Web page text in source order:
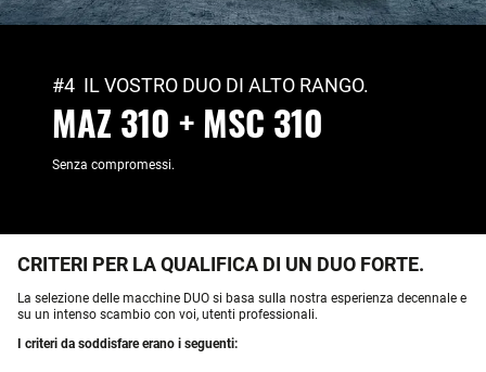
#4 IL VOSTRO DUO DI ALTO RANGO.
MAZ 310 + MSC 310
Senza compromessi.
CRITERI PER LA QUALIFICA DI UN DUO FORTE.
La selezione delle macchine DUO si basa sulla nostra esperienza decennale e
su un intenso scambio con voi, utenti professionali.
I criteri da soddisfare erano i seguenti: